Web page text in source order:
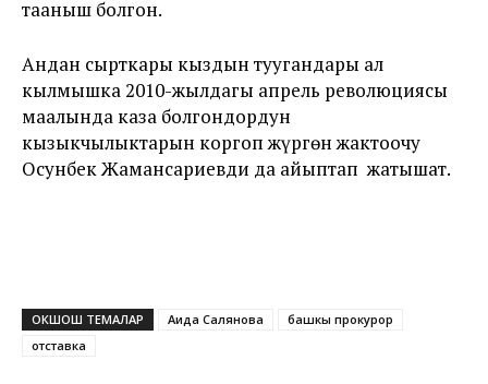
тааныш болгон.
Андан сырткары кыздын туугандары ал
кылмышка 2010-жылдагы апрель революциясы
маалында каза болгондордун
кызыкчылыктарын коргоп жүргөн жактоочу
Осунбек Жамансариевди да айыптап жатышат.
ОКШОШ ТЕМАЛАР Аида Салянова
башкы прокурор
отставка